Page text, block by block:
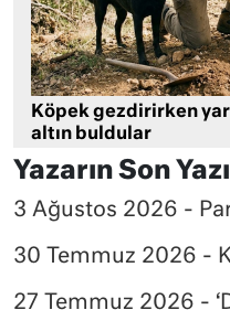
Köpek gezdirirken
altın buldular
Yazarın Son
3 Ağustos 2026 -
30 Temmuz 2026 -
27 Temmuz 2026 -